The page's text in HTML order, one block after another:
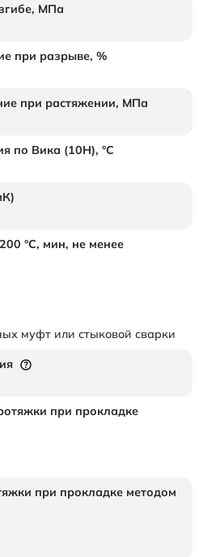
МПа
при разрыве, %
при растяжении, МПа
по Вика (10Н), °C
°С, мин, не менее
муфт или стыковой сварки
при прокладке
при прокладке методом